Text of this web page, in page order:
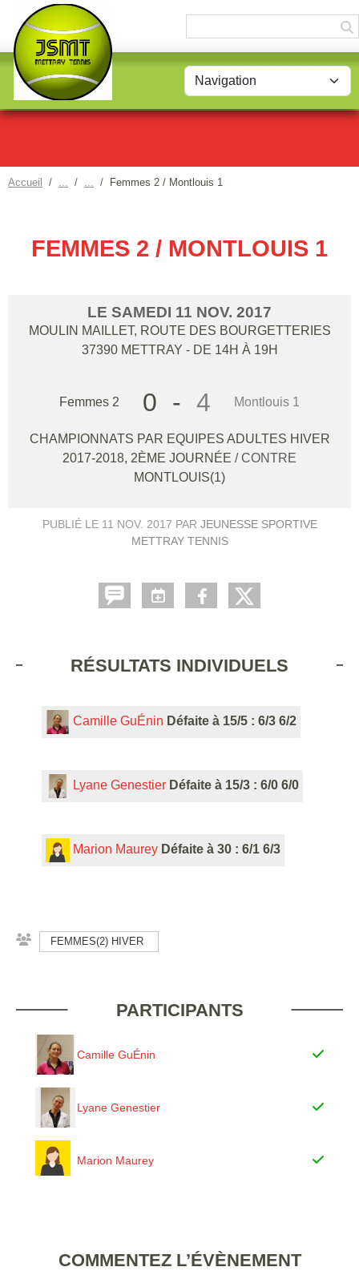
Accueil Femmes 2 / Montlouis 1
FEMMES 2 / MONTLOUIS 1
LE SAMEDI 11 NOV. 2017
MOULIN MAILLET, ROUTE DES BOURGETTERIES
37390 METTRAY - DE 14H À 19H
Femmes 2 0 - 4 Montlouis 1
CHAMPIONNATS PAR EQUIPES ADULTES HIVER
2017-2018, 2ÈME JOURNÉE / CONTRE
MONTLOUIS(1)
PUBLIÉ LE 11 NOV. 2017 PAR JEUNESSE SPORTIVE
METTRAY TENNIS
RÉSULTATS INDIVIDUELS
Camille GuÉnin Défaite à 15/5 : 6/3 6/2
Lyane Genestier Défaite à 15/3 : 6/0 6/0
Marion Maurey Défaite à 30 : 6/1 6/3
FEMMES(2) HIVER
PARTICIPANTS
Camille GuÉnin
Lyane Genestier
Marion Maurey
COMMENTEZ L’ÉVÈNEMENT
Panneau de gestion des cookies